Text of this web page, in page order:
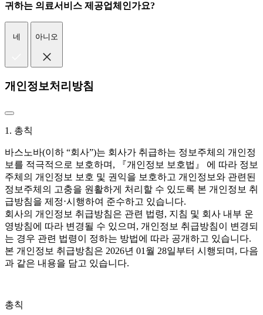
귀하는 의료서비스 제공업체인가요?
네 아니오
개인정보처리방침
1. 총칙
바스노바(이하 “회사”)는 회사가 취급하는 정보주체의 개인정
보를 적극적으로 보호하며, 『개인정보 보호법』 에 따라 정보
주체의 개인정보 보호 및 권익을 보호하고 개인정보와 관련된
정보주체의 고충을 원활하게 처리할 수 있도록 본 개인정보 취
급방침을 제정⋅시행하여 준수하고 있습니다.
회사의 개인정보 취급방침은 관련 법령, 지침 및 회사 내부 운
영방침에 따라 변경될 수 있으며, 개인정보 취급방침이 변경되
는 경우 관련 법령이 정하는 방법에 따라 공개하고 있습니다.
본 개인정보 취급방침은 2026년 01월 28일부터 시행되며, 다음
과 같은 내용을 담고 있습니다.
총칙